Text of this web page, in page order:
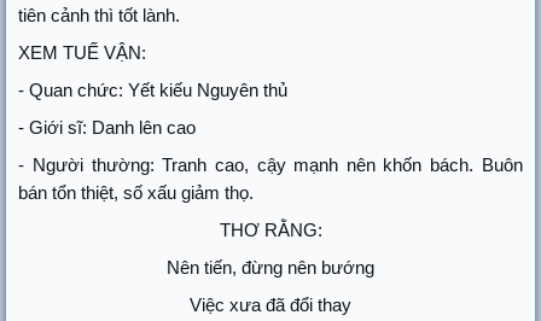
tiên cảnh thì tốt lành.
XEM TUẾ VẬN:
- Quan chức: Yết kiếu Nguyên thủ
- Giới sĩ: Danh lên cao
- Người thường: Tranh cao, cậy mạnh nên khốn bách. Buôn
bán tổn thiệt, số xấu giảm thọ.
THƠ RẰNG:
Nên tiến, đừng nên bướng
Việc xưa đã đổi thay